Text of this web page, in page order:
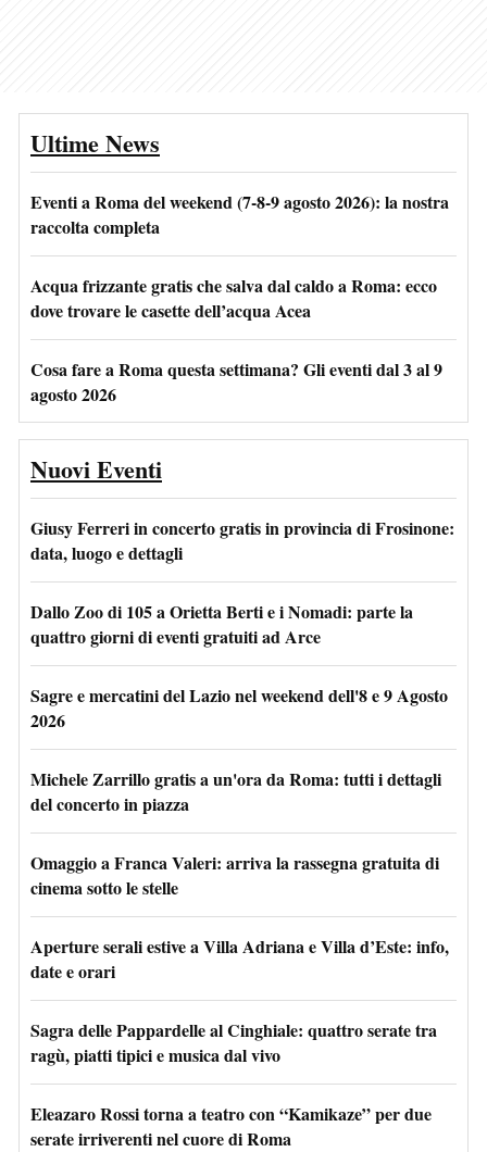
Ultime News
Eventi a Roma del weekend (7-8-9 agosto 2026): la nostra
raccolta completa
Acqua frizzante gratis che salva dal caldo a Roma: ecco
dove trovare le casette dell’acqua Acea
Cosa fare a Roma questa settimana? Gli eventi dal 3 al 9
agosto 2026
Nuovi Eventi
Giusy Ferreri in concerto gratis in provincia di Frosinone:
data, luogo e dettagli
Dallo Zoo di 105 a Orietta Berti e i Nomadi: parte la
quattro giorni di eventi gratuiti ad Arce
Sagre e mercatini del Lazio nel weekend dell'8 e 9 Agosto
2026
Michele Zarrillo gratis a un'ora da Roma: tutti i dettagli
del concerto in piazza
Omaggio a Franca Valeri: arriva la rassegna gratuita di
cinema sotto le stelle
Aperture serali estive a Villa Adriana e Villa d’Este: info,
date e orari
Sagra delle Pappardelle al Cinghiale: quattro serate tra
ragù, piatti tipici e musica dal vivo
Eleazaro Rossi torna a teatro con “Kamikaze” per due
serate irriverenti nel cuore di Roma